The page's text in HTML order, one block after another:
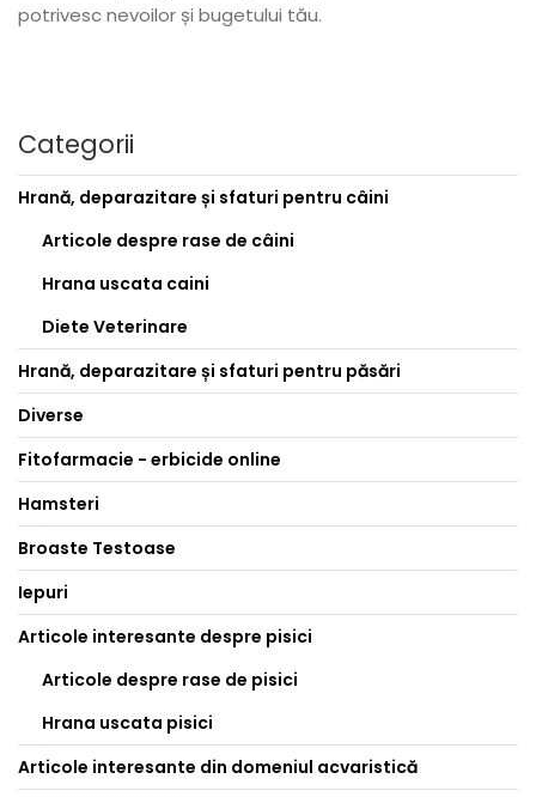
potrivesc nevoilor și bugetului tău.
Categorii
Hrană, deparazitare și sfaturi pentru câini
Articole despre rase de câini
Hrana uscata caini
Diete Veterinare
Hrană, deparazitare și sfaturi pentru păsări
Diverse
Fitofarmacie - erbicide online
Hamsteri
Broaste Testoase
Iepuri
Articole interesante despre pisici
Articole despre rase de pisici
Hrana uscata pisici
Articole interesante din domeniul acvaristică